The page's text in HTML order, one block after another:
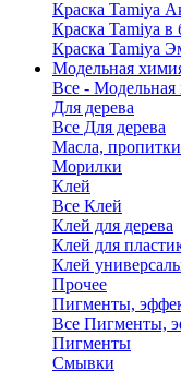
Краска Tamiya
Краска Tamiya в
Краска Tamiya
Модельная
Все - Модельная
Для дерева
Все Для дерева
Масла, пропитки
Морилки
Клей
Все Клей
Клей для дерева
Клей для
Клей
Прочее
Пигменты,
Все Пигменты,
Пигменты
Смывки